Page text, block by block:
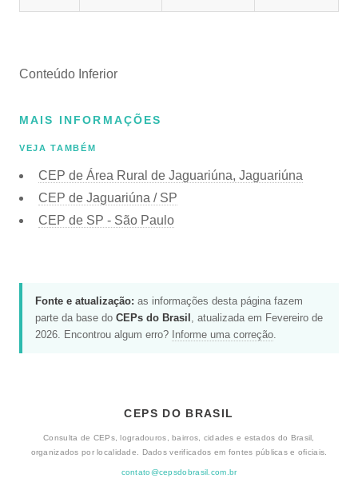
Conteúdo Inferior
MAIS INFORMAÇÕES
VEJA TAMBÉM
CEP de Área Rural de Jaguariúna, Jaguariúna
CEP de Jaguariúna / SP
CEP de SP - São Paulo
Fonte e atualização: as informações desta página fazem
parte da base do CEPs do Brasil , atualizada em Fevereiro de
2026. Encontrou algum erro? Informe uma correção.
CEPS DO BRASIL
Consulta de CEPs, logradouros, bairros, cidades e estados do Brasil,
organizados por localidade. Dados verificados em fontes públicas e oficiais.
contato@cepsdobrasil.com.br